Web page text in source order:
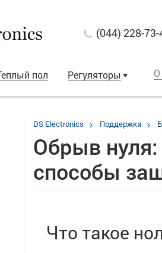
(044) 228-73-
пол Регуляторы О
DS Electronics Поддержка
Обрыв нуля:
способы
Что такое